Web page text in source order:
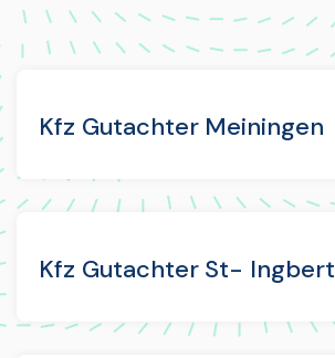
Kfz Gutachter Meiningen
Kfz Gutachter St- Ingbert